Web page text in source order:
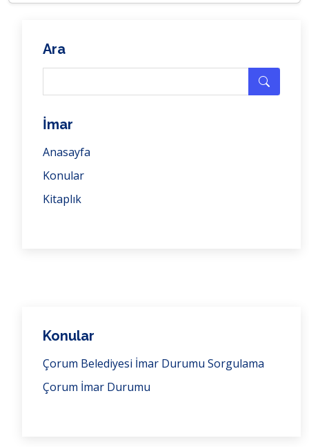
Ara
İmar
Anasayfa
Konular
Kitaplık
Konular
Çorum Belediyesi İmar Durumu Sorgulama
Çorum İmar Durumu